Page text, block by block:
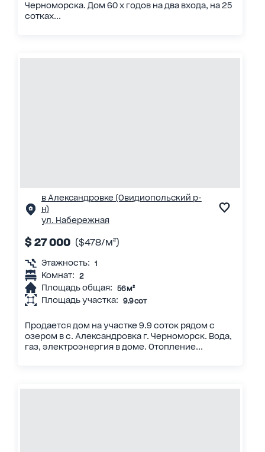
Черноморска. Дом 60 х годов на два входа, на 25
сотках...
в Александровке (Овидиопольский р-
н)
ул. Набережная
$ 27 000 ($478/м²)
Этажность: 1
Комнат: 2
Площадь общая: 56 м²
Площадь участка: 9.9 сот
Продается дом на участке 9.9 соток рядом с
озером в с. Александровка г. Черноморск. Вода,
газ, электроэнергия в доме. Отопление...